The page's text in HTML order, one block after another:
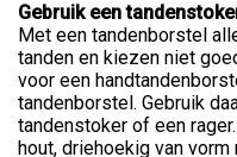
Gebruik een
Met een tandenborstel
tanden en kiezen niet
voor een
tandenborstel. Gebruik
tandenstoker of een
hout, driehoekig van